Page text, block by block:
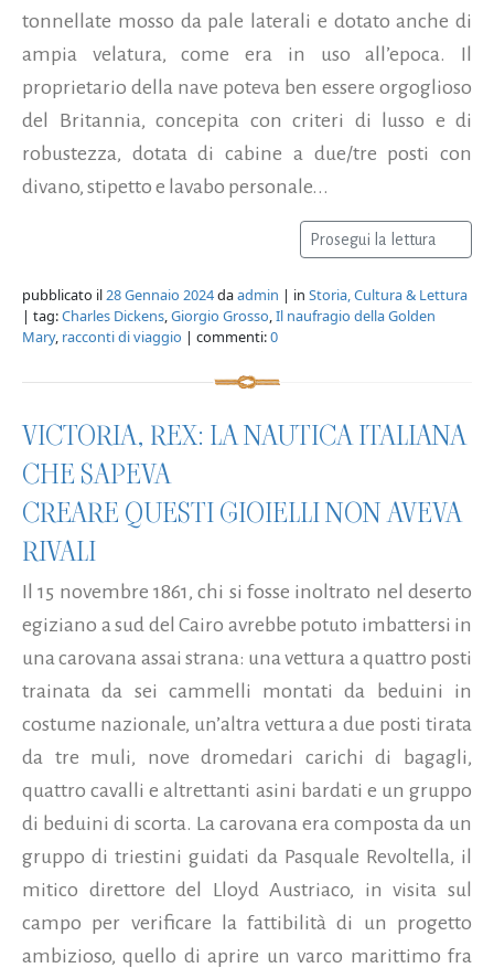
tonnellate mosso da pale laterali e dotato anche di
ampia velatura, come era in uso all’epoca. Il
proprietario della nave poteva ben essere orgoglioso
del Britannia, concepita con criteri di lusso e di
robustezza, dotata di cabine a due/tre posti con
divano, stipetto e lavabo personale...
Prosegui la lettura
pubblicato il28 Gennaio 2024daadmin | in Storia, Cultura & Lettura
| tag:Charles Dickens,Giorgio Grosso,Il naufragio della Golden
Mary, racconti di viaggio | commenti:0
VICTORIA, REX: LA NAUTICA ITALIANA
CHE SAPEVA
CREARE QUESTI GIOIELLI NON AVEVA
RIVALI
Il 15 novembre 1861, chi si fosse inoltrato nel deserto
egiziano a sud del Cairo avrebbe potuto imbattersi in
una carovana assai strana: una vettura a quattro posti
trainata da sei cammelli montati da beduini in
costume nazionale, un’altra vettura a due posti tirata
da tre muli, nove dromedari carichi di bagagli,
quattro cavalli e altrettanti asini bardati e un gruppo
di beduini di scorta. La carovana era composta da un
gruppo di triestini guidati da Pasquale Revoltella, il
mitico direttore del Lloyd Austriaco, in visita sul
campo per verificare la fattibilità di un progetto
ambizioso, quello di aprire un varco marittimo fra